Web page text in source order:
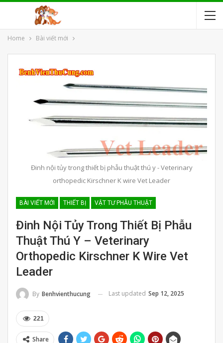
Home Bài viết mới
Đinh nội tủy trong thiết bị phẫu thuật thú y - Veterinary
orthopedic Kirschner K wire Vet Leader
BÀI VIẾT MỚI THIẾT BỊ VẬT TƯ PHẪU THUẬT
Đinh Nội Tủy Trong Thiết Bị Phẫu
Thuật Thú Y – Veterinary
Orthopedic Kirschner K Wire Vet
Leader
By Benhvienthucung Last updated Sep 12, 2025
221
Share